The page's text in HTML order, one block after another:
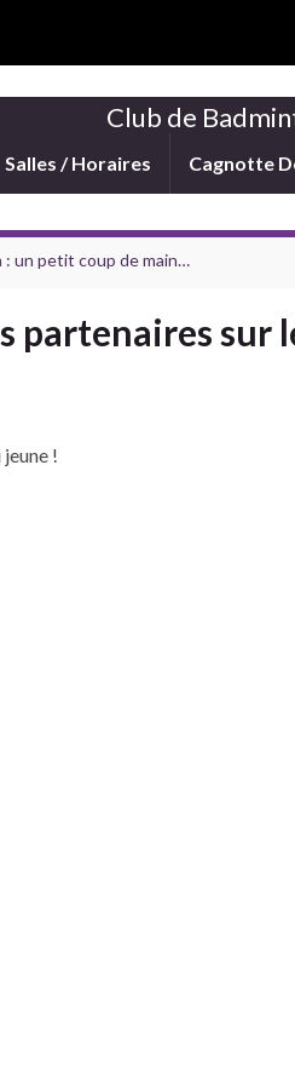
Club de
Salles / Horaires Cagnotte
: un petit coup de main…
partenaires sur
!